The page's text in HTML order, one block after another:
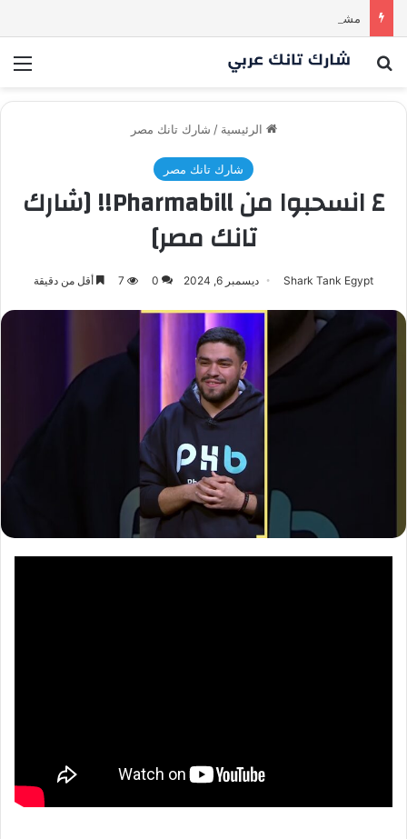
بحث عن
الرئيسية / شارك تانك مصر
شارك تانك مصر
٤ انسحبوا من Pharmabill!! [شارك
تانك مصر]
Shark Tank Egypt ديسمبر 6, 2024 0
7 أقل من دقيقة